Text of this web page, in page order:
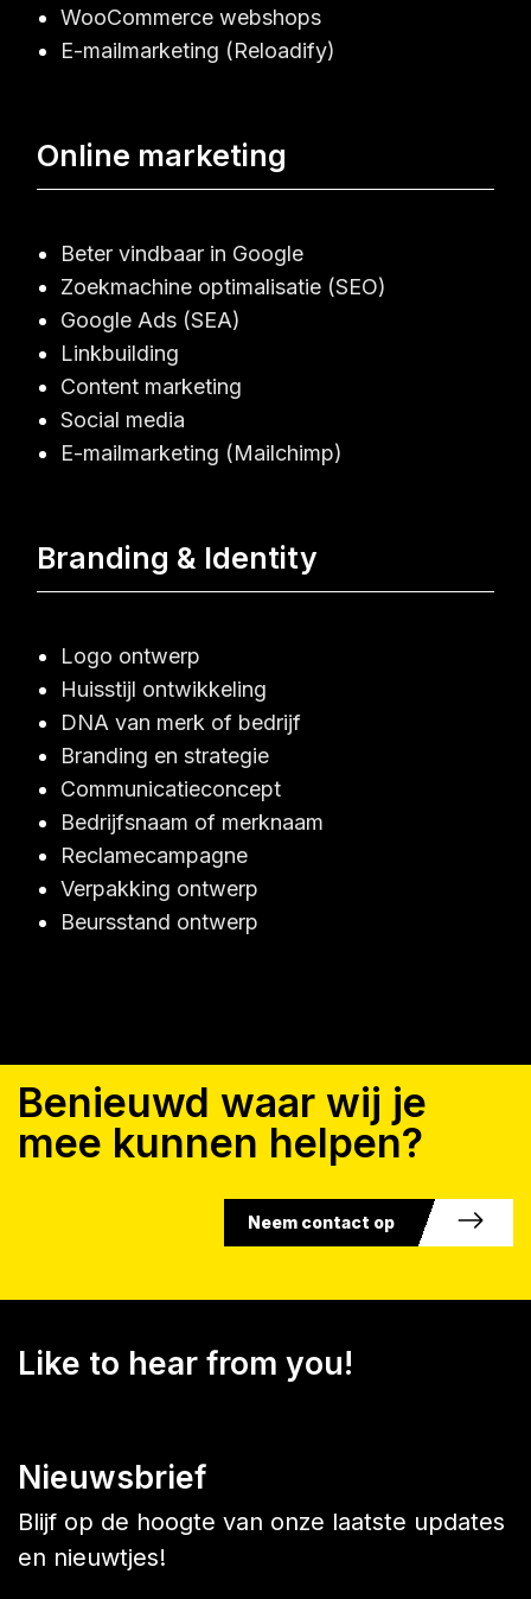
WooCommerce webshops
E-mailmarketing (Reloadify)
Online marketing
Beter vindbaar in Google
Zoekmachine optimalisatie (SEO)
Google Ads (SEA)
Linkbuilding
Content marketing
Social media
E-mailmarketing (Mailchimp)
Branding & Identity
Logo ontwerp
Huisstijl ontwikkeling
DNA van merk of bedrijf
Branding en strategie
Communicatieconcept
Bedrijfsnaam of merknaam
Reclamecampagne
Verpakking ontwerp
Beursstand ontwerp
Benieuwd waar wij je
mee kunnen helpen?
Neem contact op
Like to hear from you!
Nieuwsbrief
Blijf op de hoogte van onze laatste updates
en nieuwtjes!